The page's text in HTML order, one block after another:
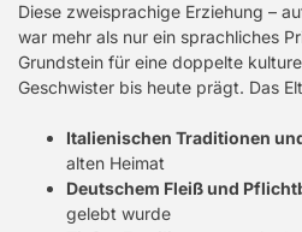
Diese zweisprachige Erziehung –
war mehr als nur ein sprachliches
Grundstein für eine doppelte
Geschwister bis heute prägt. Das
Italienischen Traditionen
alten Heimat
Deutschem Fleiß und
gelebt wurde